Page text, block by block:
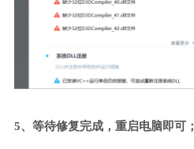
5、等待修复完成，重启电脑即可；